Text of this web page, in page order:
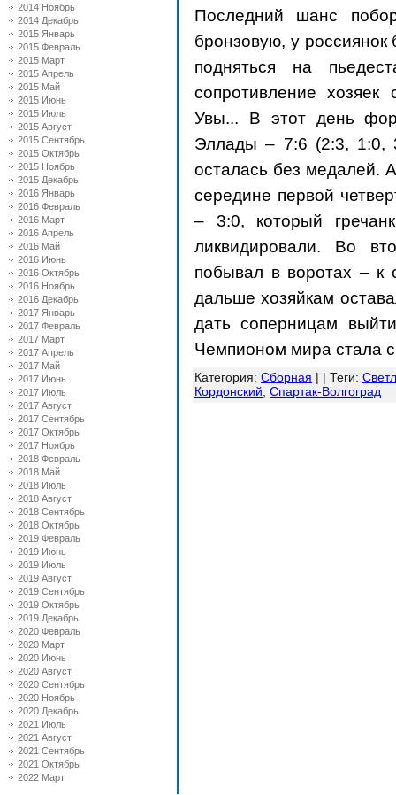
2014 Ноябрь
2014 Декабрь
2015 Январь
2015 Февраль
2015 Март
2015 Апрель
2015 Май
2015 Июнь
2015 Июль
2015 Август
2015 Сентябрь
2015 Октябрь
2015 Ноябрь
2015 Декабрь
2016 Январь
2016 Февраль
2016 Март
2016 Апрель
2016 Май
2016 Июнь
2016 Октябрь
2016 Ноябрь
2016 Декабрь
2017 Январь
2017 Февраль
2017 Март
2017 Апрель
2017 Май
2017 Июнь
2017 Июль
2017 Август
2017 Сентябрь
2017 Октябрь
2017 Ноябрь
2018 Февраль
2018 Май
2018 Июль
2018 Август
2018 Сентябрь
2018 Октябрь
2019 Февраль
2019 Июнь
2019 Июль
2019 Август
2019 Сентябрь
2019 Октябрь
2019 Декабрь
2020 Февраль
2020 Март
2020 Июнь
2020 Август
2020 Сентябрь
2020 Ноябрь
2020 Декабрь
2021 Июль
2021 Август
2021 Сентябрь
2021 Октябрь
2022 Март
Последний шанс
бронзовую, у россиянок
подняться на
сопротивление
Увы... В этот день
Эллады – 7:6 (2:3, 1:0,
осталась без медалей.
середине первой
– 3:0, который
ликвидировали. Во
побывал в воротах – к
дальше хозяйкам
дать соперницам
Чемпионом мира стала
Категория: Сборная | | Теги:
Кордонский Спартак-Волгоград